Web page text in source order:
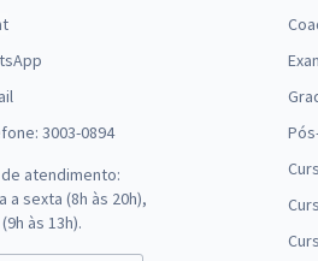
adquirir conhecimentos teóricos e
anteriores
as questões mais cobradas e
segurança no dia da prova.
qualificados.
para o concurso público
seu interesse. No Gran, você
3003-0894
atendimento:
a sexta (8h às 20h),
às 13h).